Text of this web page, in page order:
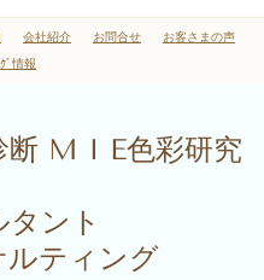
会社紹介 お問合せ
お客さまの声
ﾞ情報
断 M I E色彩研究
タント
ルティング